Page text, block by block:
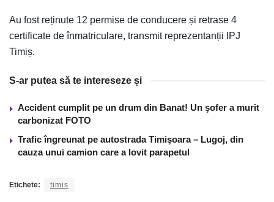
Au fost reținute 12 permise de conducere și retrase 4
certificate de înmatriculare, transmit reprezentanții IPJ
Timiș.
S-ar putea să te intereseze și
Accident cumplit pe un drum din Banat! Un şofer a murit
carbonizat FOTO
Trafic îngreunat pe autostrada Timişoara – Lugoj, din
cauza unui camion care a lovit parapetul
Etichete: timis